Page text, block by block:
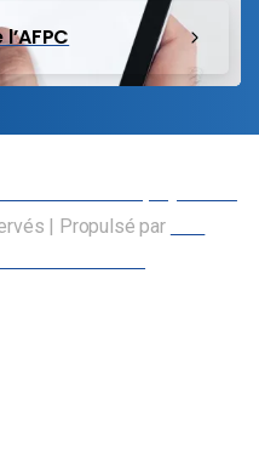
| Propulsé par